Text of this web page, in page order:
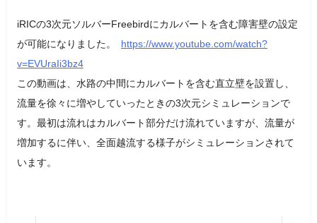
iRICの3次元ソルバーFreebirdにカルバートを含む障害壁の設定
が可能になりました。 https://www.youtube.com/watch?
v=EVUraIi3bz4
この動画は、水路の中間にカルバートを含む直立壁を設置し、
流量を徐々に増やしていったときの3次元シミュレーションで
す。最初は流れはカルバート部分だけ流れていますが、流量が
増加するに伴い、全面越流する様子がシミュレーションされて
います。